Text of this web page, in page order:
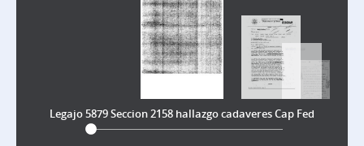
Legajo 5879 Seccion 2158 hallazgo cadaveres Cap Fed